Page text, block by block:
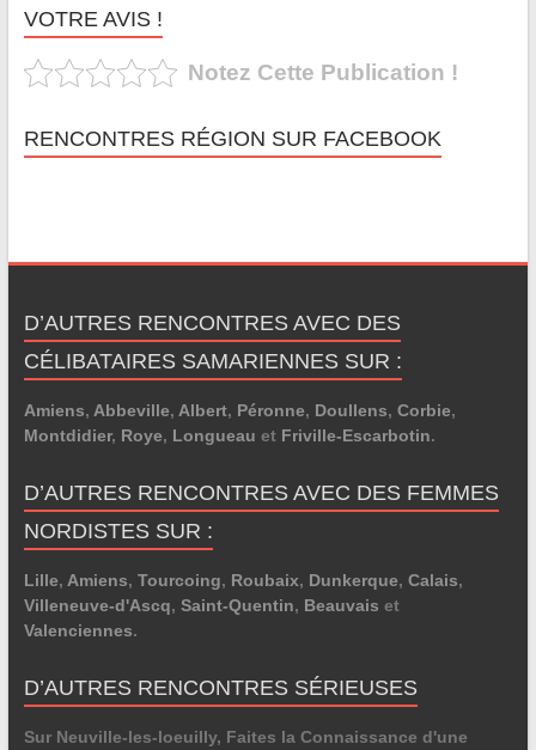
VOTRE AVIS !
Notez Cette Publication !
RENCONTRES RÉGION SUR FACEBOOK
D’AUTRES RENCONTRES AVEC DES
CÉLIBATAIRES SAMARIENNES SUR :
Amiens, Abbeville, Albert, Péronne, Doullens, Corbie,
Montdidier, Roye, Longueau et Friville-Escarbotin.
D’AUTRES RENCONTRES AVEC DES FEMMES
NORDISTES SUR :
Lille, Amiens, Tourcoing, Roubaix, Dunkerque, Calais,
Villeneuve-d'Ascq, Saint-Quentin, Beauvais et
Valenciennes.
D’AUTRES RENCONTRES SÉRIEUSES
Sur Neuville-les-loeuilly, Faites la Connaissance d'une